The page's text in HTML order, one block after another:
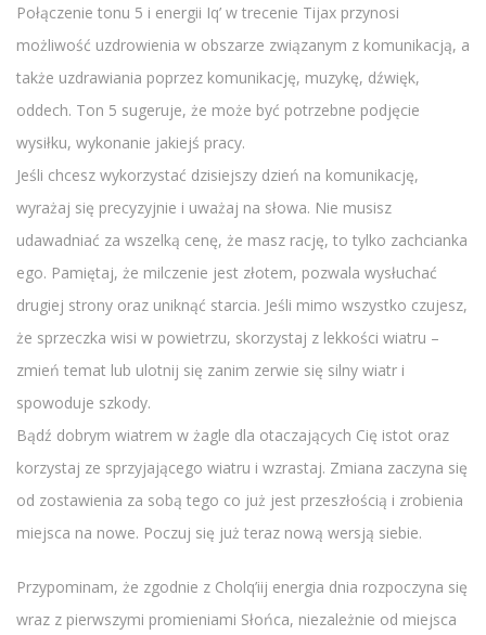
Połączenie tonu 5 i energii Iq’ w trecenie Tijax przynosi
możliwość uzdrowienia w obszarze związanym z komunikacją, a
także uzdrawiania poprzez komunikację, muzykę, dźwięk,
oddech. Ton 5 sugeruje, że może być potrzebne podjęcie
wysiłku, wykonanie jakiejś pracy.
Jeśli chcesz wykorzystać dzisiejszy dzień na komunikację,
wyrażaj się precyzyjnie i uważaj na słowa. Nie musisz
udawadniać za wszelką cenę, że masz rację, to tylko zachcianka
ego. Pamiętaj, że milczenie jest złotem, pozwala wysłuchać
drugiej strony oraz uniknąć starcia. Jeśli mimo wszystko czujesz,
że sprzeczka wisi w powietrzu, skorzystaj z lekkości wiatru –
zmień temat lub ulotnij się zanim zerwie się silny wiatr i
spowoduje szkody.
Bądź dobrym wiatrem w żagle dla otaczających Cię istot oraz
korzystaj ze sprzyjającego wiatru i wzrastaj. Zmiana zaczyna się
od zostawienia za sobą tego co już jest przeszłością i zrobienia
miejsca na nowe. Poczuj się już teraz nową wersją siebie.
Przypominam, że zgodnie z Cholq’iij energia dnia rozpoczyna się
wraz z pierwszymi promieniami Słońca, niezależnie od miejsca